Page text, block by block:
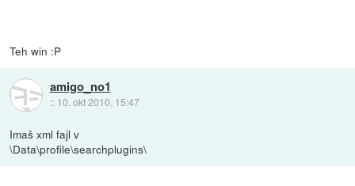
Teh win :P
amigo_no1
:: 10. okt 2010, 15:47
Imaš xml fajl v
\Data\profile\searchplugins\